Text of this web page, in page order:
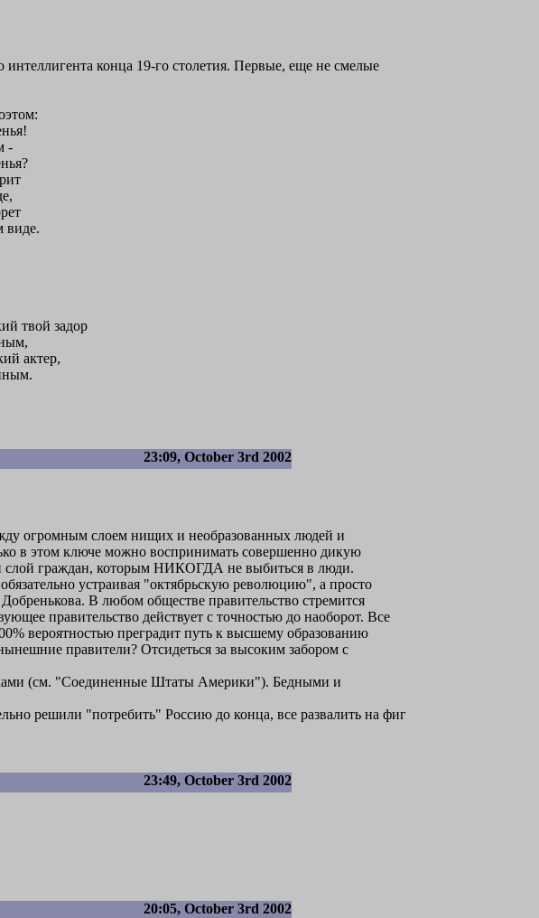
конца 19-го столетия. Первые, еще не смелые
-
виде.
твой задор
актер,
23:09, October 3rd 2002
огромным слоем нищих и необразованных людей и
в этом ключе можно воспринимать совершенно дикую
слой граждан, которым НИКОГДА не выбиться в люди.
устраивая "октябрьскую революцию", а просто
В любом обществе правительство стремится
правительство действует с точностью до наоборот. Все
вероятностью преградит путь к высшему образованию
правители? Отсидеться за высоким забором с
(см. "Соединенные Штаты Америки"). Бедными и
решили "потребить" Россию до конца, все развалить на фиг
23:49, October 3rd 2002
20:05, October 3rd 2002